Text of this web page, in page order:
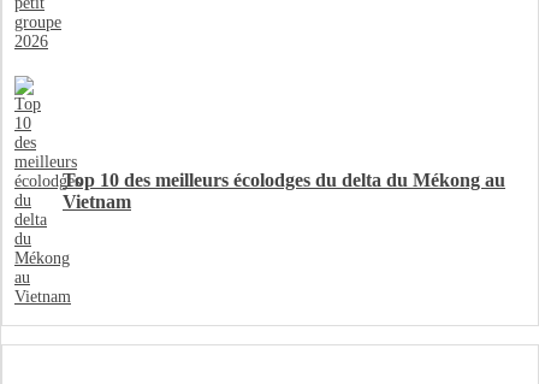
Top 10 des meilleurs écolodges du delta du Mékong au
Vietnam